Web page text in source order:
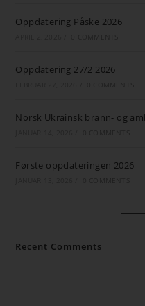
Oppdatering Påske 2026
Oppdatering 27/2 2026
Norsk Ukrainsk brann- og
Første oppdateringen 2026
Recent Comments